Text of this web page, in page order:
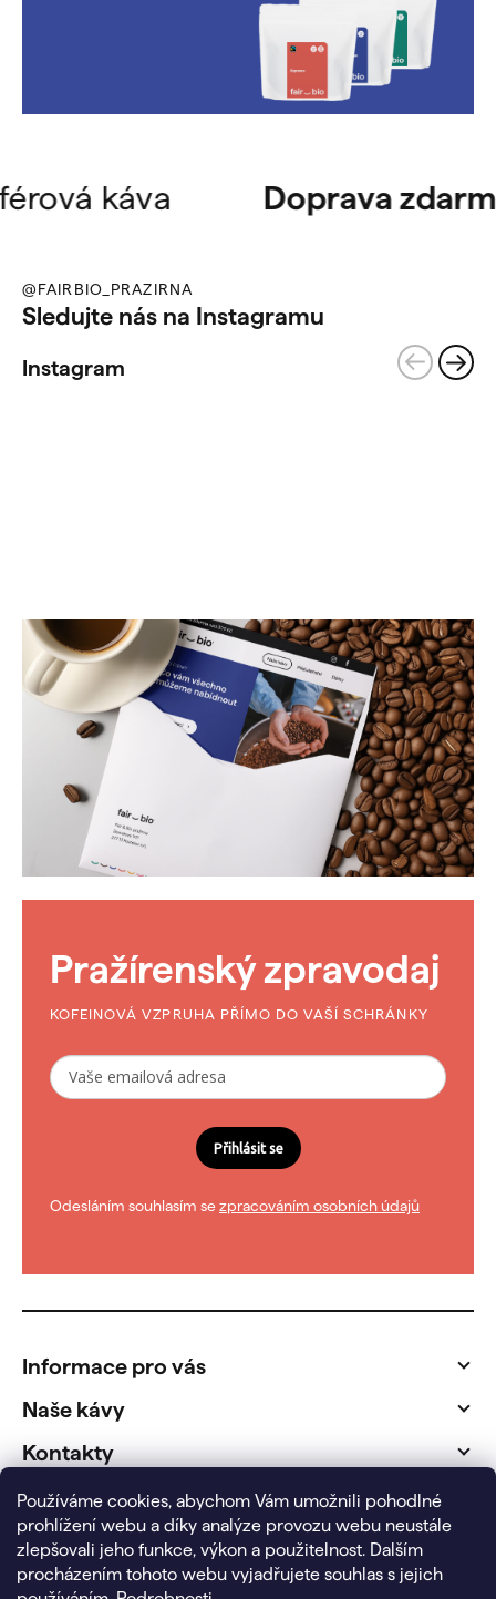
Používáme cookies, abychom Vám umožnili pohodlné
prohlížení webu a díky analýze provozu webu neustále
zlepšovali jeho funkce, výkon a použitelnost. Dalším
procházením tohoto webu vyjadřujete souhlas s jejich
káva Doprava zdarma
@FAIRBIO_PRAZIRNA
Sledujte nás na Instagramu
Instagram
Pražírenský zpravodaj
KOFEINOVÁ VZPRUHA PŘÍMO DO VAŠÍ SCHRÁNKY
Přihlásit se
Odesláním souhlasím sezpracováním osobních údajů
Informace pro vás
Naše kávy
Kontakty
Fakturační údaje